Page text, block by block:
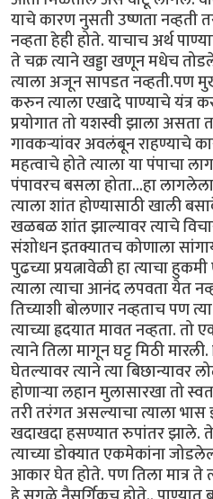
याचे कारण नुसती उष्णता नव्हती
नव्हता हेही होते. याचाच अर्थ
ते चक्र त्याने खड्डा खणून मधेच तोडले
त्याला अजून सापडत नव्हती.पण
करुन त्याला एखादे पाण्याचे यंत्र
प्रयोगात तो यशस्वी झाला असता
गावकर्‍यांवर अवलंबून राहण्याचे
महत्वाचे होते त्याला या पंपाचा
पंपावरच बसला होता...हा
त्याला शांत होण्यासाठी खाली
खळबळ शांत झाल्यावर त्याचे
संशोधन इतक्यातच कोणाला
पुढच्या प्रयत्नावेळी हा त्याचा
त्याला त्याचा आनंद लपवता येत
तिच्याशी बोलणार नव्हताच पण
त्याच्या ह्रदयात मावत नव्हता.
त्याने तिला मागून घट्ट मिठी
घेतल्यावर त्याने त्या
होणार्‍या लहान मुलासारखा तो
तरी तरंगत असल्याचा त्याला भास
खदाखदा हसण्यात रुपांतर झाले.
त्याच्या डोक्यात एकमेकांना
आकार घेत होते. पण तिला मात्र ते